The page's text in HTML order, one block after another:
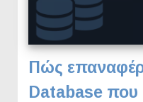
Πώς
Database που